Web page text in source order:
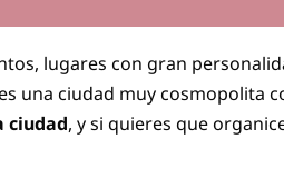
lugares con gran
una ciudad muy cosmopolita
ciudad, y si quieres que